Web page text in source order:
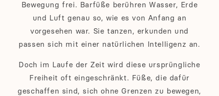
Bewegung frei. Barfüße berühren Wasser, Erde
und Luft genau so, wie es von Anfang an
vorgesehen war. Sie tanzen, erkunden und
passen sich mit einer natürlichen Intelligenz an.
Doch im Laufe der Zeit wird diese ursprüngliche
Freiheit oft eingeschränkt. Füße, die dafür
geschaffen sind, sich ohne Grenzen zu bewegen,